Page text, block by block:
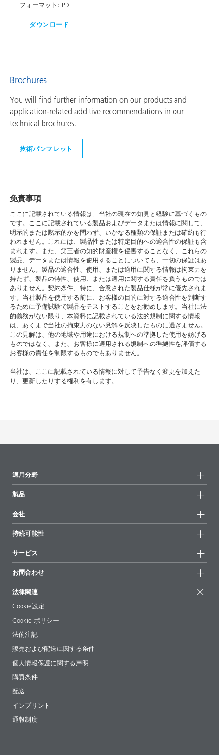
フォーマット: PDF
ダウンロード
Brochures
You will find further information on our products and
application-related additive recommendations in our
technical brochures.
技術パンフレット
免責事項
ここに記載されている情報は、当社の現在の知見と経験に基づくもの
です。ここに記載されている製品およびデータまたは情報に関して、
明示的または黙示的かを問わず、いかなる種類の保証または確約も行
われません。これには、製品性または特定目的への適合性の保証も含
まれます。また、第三者の知的財産権を侵害することなく、これらの
製品、データまたは情報を使用することについても、一切の保証はあ
りません。製品の適合性、使用、または適用に関する情報は拘束力を
持たず、製品の特性、使用、または適用に関する責任を負うものでは
ありません。契約条件、特に、合意された製品仕様が常に優先されま
す。当社製品を使用する前に、お客様の目的に対する適合性を判断す
るために予備試験で製品をテストすることをお勧めします。当社に法
的義務がない限り、本資料に記載されている法的規制に関する情報
は、あくまで当社の拘束力のない見解を反映したものに過ぎません。
この見解は、他の地域や用途における規制への準拠した使用を妨げる
ものではなく、また、お客様に適用される規制への準拠性を評価する
お客様の責任を制限するものでもありません。
当社は、ここに記載されている情報に対して予告なく変更を加えた
り、更新したりする権利を有します。
適用分野
製品
全製品
ハイライト
会社
ニュース
拠点と販売代理店
展示会 & イベント
経営陣
持続可能性
持続可能な製品
サクセスストーリー
EcoVadis
証明書
サービス
配合の出発点
論文記事
ebooks(電子書籍)
法令情報
添加剤ガイドアプリ
ビデオ
ダウンロード
お問合わせ
法律関連
Cookie設定
Cookie ポリシー
法的注記
販売および配送に関する条件
個人情報保護に関する声明
購買条件
配送
インプリント
通報制度